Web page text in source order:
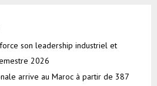
son leadership industriel et
2026
arrive au Maroc à partir de 387